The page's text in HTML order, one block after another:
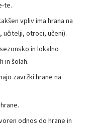
te.
vpliv ima hrana na
otroci, učeni).
in lokalno
in šolah.
zavržki hrane na
odnos do hrane in